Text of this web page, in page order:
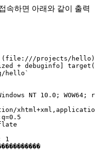
속하면 아래와 같이 출력
(file:///projects/hello)
+ debuginfo] target (
hello`
NT 10.0 ; WOW64 ;
q=0.5
1